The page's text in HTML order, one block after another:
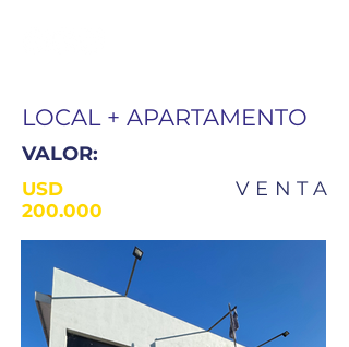
LOCAL + APARTAMENTO
VALOR:
USD
200.000
VENTA